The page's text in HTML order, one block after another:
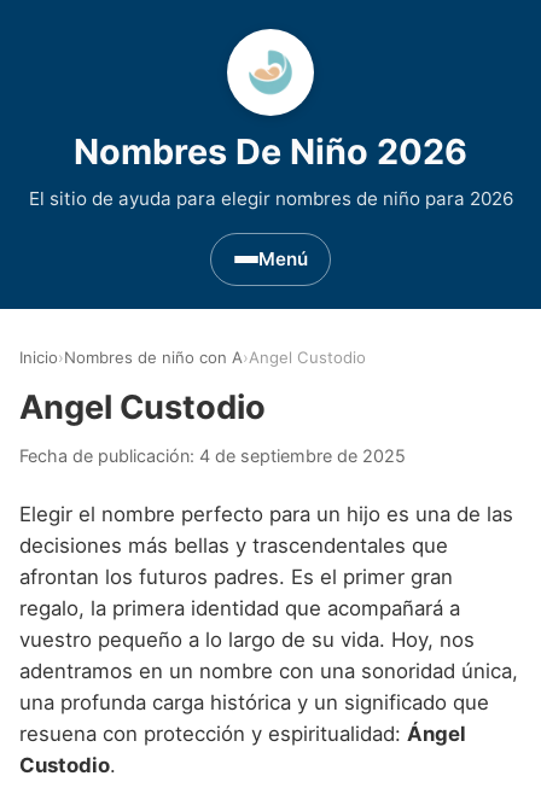
Nombres De Niño 2026
El sitio de ayuda para elegir nombres de niño para 2026
Menú
Nombres de niño que empiezan por D
Nombres de niño que empiezan por E
Nombres de niño que empiezan por F
Nombres de niño que empiezan por G
Nombres de niño que empiezan por H
Nombres de Niño Asturianos
Nombres de Niño Baleares
Nombres de Niño Canarios
Nombres de Niño Cantabros
Nombres de Niño Castellanos
Nombres de Niño Celtas
Nombres de Niño Egipcios
Nombres de Niño Griegos
Nombres de Niño Mitologicos
Nombres de Niño Romanos
Nombres de Niño Alemanes
Nombres de Niño Americanos
Nombres de Niño Arabes
Nombres de Niño Chinos
Nombres de Niño Franceses
Buscar
Inicio›Nombres de niño con A›Angel Custodio
Angel Custodio
Fecha de publicación: 4 de septiembre de 2025
Elegir el nombre perfecto para un hijo es una de las
decisiones más bellas y trascendentales que
afrontan los futuros padres. Es el primer gran
regalo, la primera identidad que acompañará a
vuestro pequeño a lo largo de su vida. Hoy, nos
adentramos en un nombre con una sonoridad única,
una profunda carga histórica y un significado que
resuena con protección y espiritualidad: Ángel
Custodio.